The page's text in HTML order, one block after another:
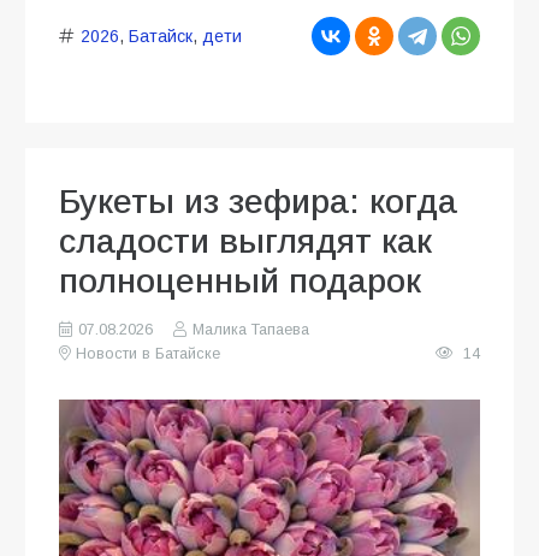
2026, Батайск, дети
Букеты из зефира: когда
сладости выглядят как
полноценный подарок
07.08.2026
Малика Тапаева
Новости в Батайске
14